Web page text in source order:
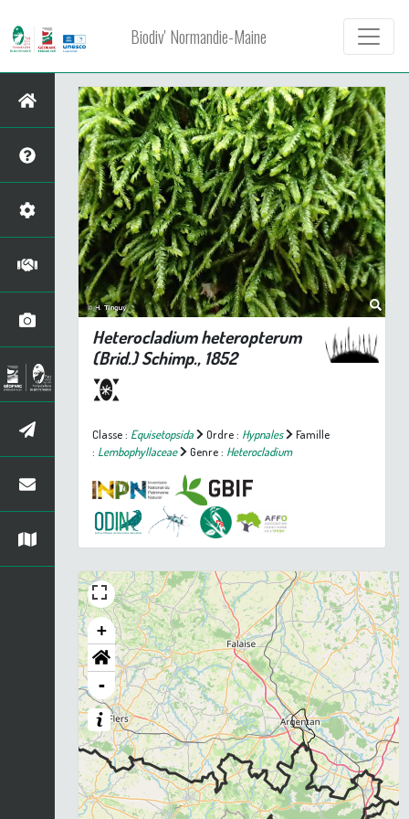
Biodiv' Normandie-Maine
Heterocladium heteropterum
(Brid.) Schimp., 1852
Classe : Equisetopsida Ordre : Hypnales
Famille
: Lembophyllaceae Genre : Heterocladium
+
-